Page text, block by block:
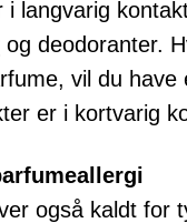
i langvarig
og deodoranter.
vil du
er i kortvarig
også kaldt for